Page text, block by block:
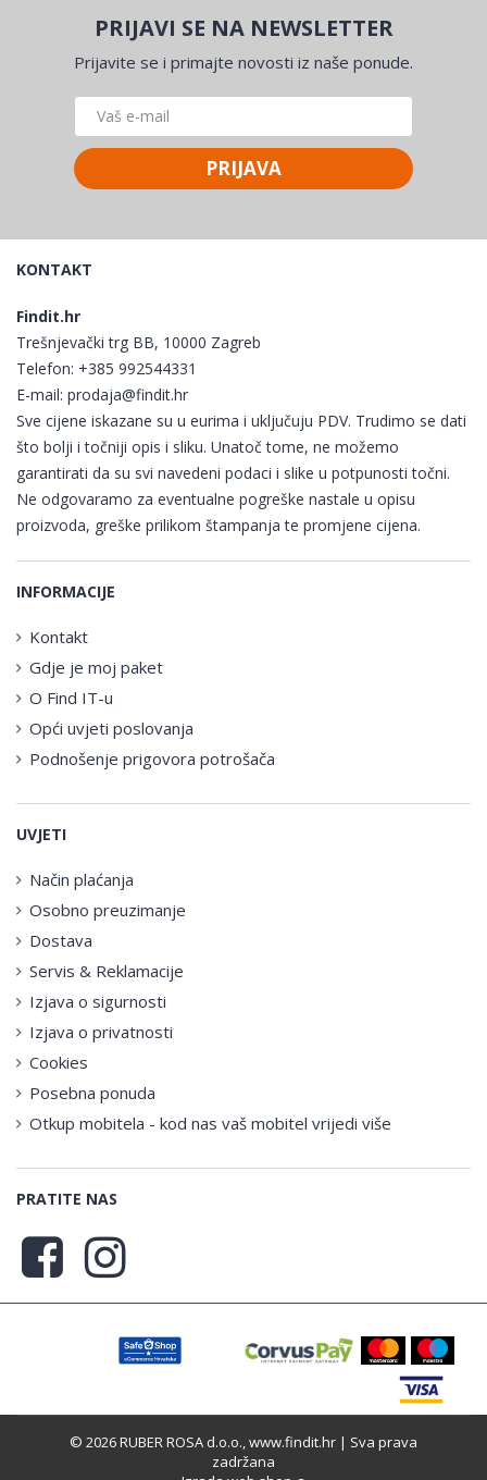
PRIJAVI SE NA NEWSLETTER
Prijavite se i primajte novosti iz naše ponude.
PRIJAVA
KONTAKT
Findit.hr
Trešnjevački trg BB, 10000 Zagreb
Telefon: +385 992544331
E-mail: prodaja@findit.hr
Sve cijene iskazane su u eurima i uključuju PDV. Trudimo se dati
što bolji i točniji opis i sliku. Unatoč tome, ne možemo
garantirati da su svi navedeni podaci i slike u potpunosti točni.
Ne odgovaramo za eventualne pogreške nastale u opisu
proizvoda, greške prilikom štampanja te promjene cijena.
INFORMACIJE
Kontakt
Gdje je moj paket
O Find IT-u
Opći uvjeti poslovanja
Podnošenje prigovora potrošača
UVJETI
Način plaćanja
Osobno preuzimanje
Dostava
Servis & Reklamacije
Izjava o sigurnosti
Izjava o privatnosti
Cookies
Posebna ponuda
Otkup mobitela - kod nas vaš mobitel vrijedi više
PRATITE NAS
© 2026 RUBER ROSA d.o.o., www.findit.hr | Sva prava
zadržana